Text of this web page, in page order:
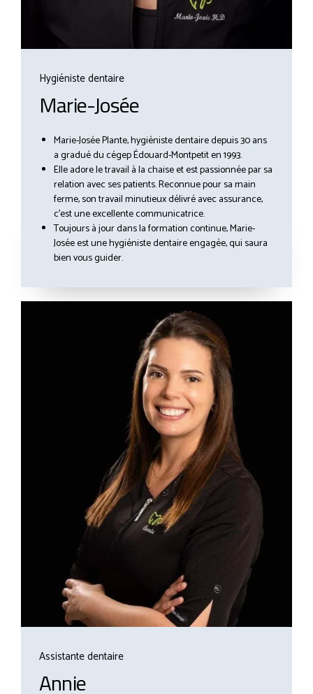
Hygiéniste dentaire
Marie-Josée
Marie-Josée Plante, hygiéniste dentaire depuis 30 ans
a gradué du cégep Édouard-Montpetit en 1993.
Elle adore le travail à la chaise et est passionnée par sa
relation avec ses patients. Reconnue pour sa main
ferme, son travail minutieux délivré avec assurance,
c’est une excellente communicatrice.
Toujours à jour dans la formation continue, Marie-
Josée est une hygiéniste dentaire engagée, qui saura
bien vous guider.
Assistante dentaire
Annie